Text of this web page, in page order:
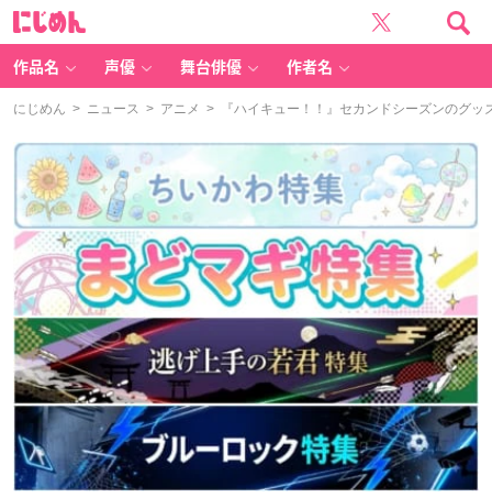
作品名 声優 舞台俳優 作者名
にじめん > ニュース > アニメ > 『ハイキュー！！』セカンドシーズンのグッ